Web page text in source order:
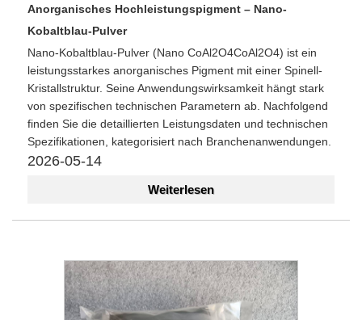
Anorganisches Hochleistungspigment – ​​Nano-
Kobaltblau-Pulver
Nano-Kobaltblau-Pulver (Nano CoAl2O4CoAl2O4) ist ein
leistungsstarkes anorganisches Pigment mit einer Spinell-
Kristallstruktur. Seine Anwendungswirksamkeit hängt stark
von spezifischen technischen Parametern ab. Nachfolgend
finden Sie die detaillierten Leistungsdaten und technischen
Spezifikationen, kategorisiert nach Branchenanwendungen.
2026-05-14
Weiterlesen